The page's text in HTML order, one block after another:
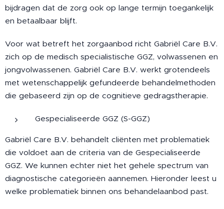
bijdragen dat de zorg ook op lange termijn toegankelijk
en betaalbaar blijft.
Voor wat betreft het zorgaanbod richt Gabriël Care B.V.
zich op de medisch specialistische GGZ, volwassenen en
jongvolwassenen. Gabriël Care B.V. werkt grotendeels
met wetenschappelijk gefundeerde behandelmethoden
die gebaseerd zijn op de cognitieve gedragstherapie.
Gespecialiseerde GGZ (S-GGZ)
Gabriël Care B.V. behandelt cliënten met problematiek
die voldoet aan de criteria van de Gespecialiseerde
GGZ. We kunnen echter niet het gehele spectrum van
diagnostische categorieën aannemen. Hieronder leest u
welke problematiek binnen ons behandelaanbod past.